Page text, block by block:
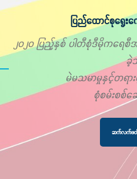
ပြည်ထောင်စုရွေး
၂၀၂၀ ပြည့်နှစ် ပါတီစုံဒီမိုကရေ
ခဲ့
မဲမသမာမှုနှင့်တရား
စုံစမ်းစစ်
ဆက်လက်ဖတ်